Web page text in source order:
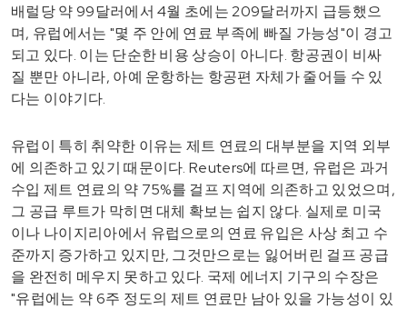
배럴당 약 99달러에서 4월 초에는 209달러까지 급등했으
며, 유럽에서는 "몇 주 안에 연료 부족에 빠질 가능성"이 경고
되고 있다. 이는 단순한 비용 상승이 아니다. 항공권이 비싸
질 뿐만 아니라, 아예 운항하는 항공편 자체가 줄어들 수 있
다는 이야기다.
유럽이 특히 취약한 이유는 제트 연료의 대부분을 지역 외부
에 의존하고 있기 때문이다. Reuters에 따르면, 유럽은 과거
수입 제트 연료의 약 75%를 걸프 지역에 의존하고 있었으며,
그 공급 루트가 막히면 대체 확보는 쉽지 않다. 실제로 미국
이나 나이지리아에서 유럽으로의 연료 유입은 사상 최고 수
준까지 증가하고 있지만, 그것만으로는 잃어버린 걸프 공급
을 완전히 메우지 못하고 있다. 국제 에너지 기구의 수장은
"유럽에는 약 6주 정도의 제트 연료만 남아 있을 가능성이 있